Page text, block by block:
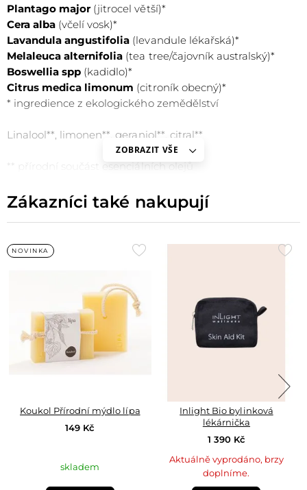
COCOS NUCIFERA
Napomáhá hojení a působí protiinfekčně
LAVANDULA ANGUSTIFOLIA
Levandulový olej
Regeneruje a hydratuje suchou kůži nohou
Plantago major(jitrocel větší)*
Cera alba (včelí vosk)*
Lavandula angustifolia (levandule lékařská)*
Melaleuca alternifolia (tea tree/čajovník australský)*
Boswellia spp (kadidlo)*
Citrus medica limonum (citroník obecný)*
* ingredience z ekologického zemědělství
Linalool**, limonen**, geraniol**, citral**
** přírodní součást esenciálních olejů
ZOBRAZIT VŠE
Zákazníci také nakupují
NOVINKA
Přidat
Koukol Přírodní mýdlo lípa
149 Kč
skladem
Inlight Bio bylinková
lékárnička
1 390 Kč
Aktuálně vyprodáno, brzy
doplníme.